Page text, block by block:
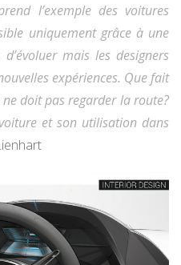
l’exemple des voitures
uniquement grâce à une
mais les designers
expériences. Que fait
doit pas regarder la route?
et son utilisation dans